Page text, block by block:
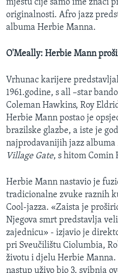
mjestu čije samo ime znači
originalnosti. Afro jazz
albuma Herbie Manna.
O'Meally: Herbie Mann
Vrhunac karijere
1961.godine, s all –star
Coleman Hawkins, Roy
Herbie Mann postao je
brazilske glazbe, a iste je
najprodavanijih jazz albuma
Village Gate, s hitom Comin
Herbie Mann nastavio je
tradicionalne zvuke raznih
Cool-jazza. «Zaista je
Njegova smrt predstavlja
zajednicu» - izjavio je
pri Sveučilištu Ciolumbia,
životu i djelu Herbie
nastup uživo bio 3. svibnja